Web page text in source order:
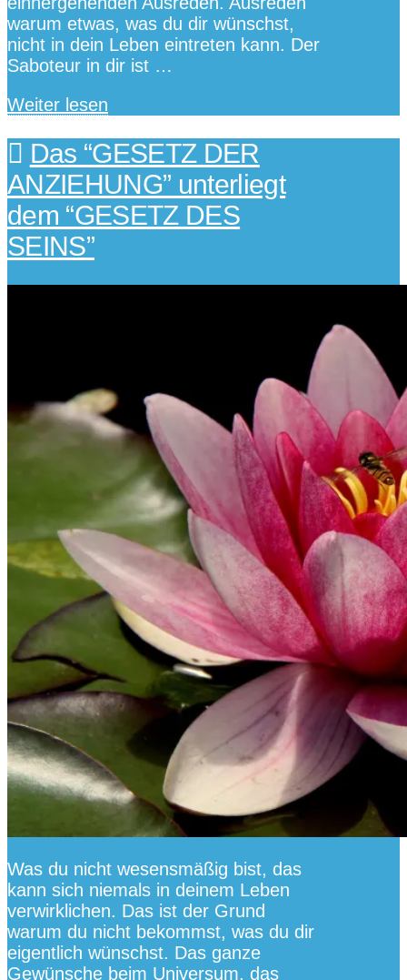
warum etwas, was du dir wünschst,
nicht in dein Leben eintreten kann. Der
Saboteur in dir ist …
Weiter lesen
Das “GESETZ DER
ANZIEHUNG” unterliegt
dem “GESETZ DES
SEINS”
Was du nicht wesensmäßig bist, das
kann sich niemals in deinem Leben
verwirklichen. Das ist der Grund
warum du nicht bekommst, was du dir
eigentlich wünschst. Das ganze
Gewünsche beim Universum, das